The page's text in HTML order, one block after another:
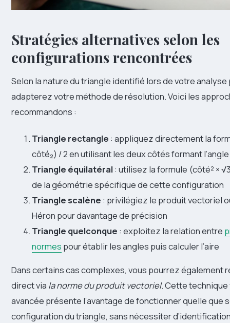
Stratégies alternatives selon les
configurations rencontrées
Selon la nature du triangle identifié lors de votre analyse
adapterez votre méthode de résolution. Voici les
recommandons :
Triangle rectangle : appliquez directement la
côté₂) / 2 en utilisant les deux côtés formant
Triangle équilatéral : utilisez la formule (côté² ×
de la géométrie spécifique de cette configuration
Triangle scalène : privilégiez le produit vectoriel
Héron pour davantage de précision
Triangle quelconque : exploitez la relation entre
normes pour établir les angles puis calculer l’aire
Dans certains cas complexes, vous pourrez également
direct via la norme du produit vectoriel. Cette
avancée présente l’avantage de fonctionner quelle que
configuration du triangle, sans nécessiter